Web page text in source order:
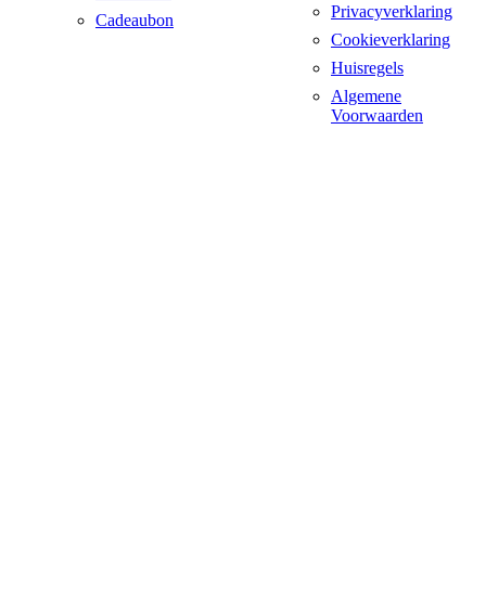
Cadeaubon
Privacyverklaring
Cookieverklaring
Huisregels
Algemene
Voorwaarden